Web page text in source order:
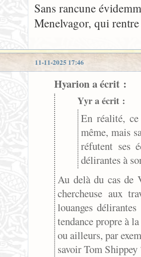
Sans rancune
Menelvagor, qui
11-11-2025 17:46
Hyarion a écrit :
Yyr a écrit :
En réalité,
même, mais
réfutent ses
délirantes à
Au delà du cas de
chercheuse aux
louanges
tendance propre à
ou ailleurs, par
savoir Tom Shippey